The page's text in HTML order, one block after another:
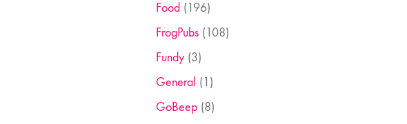
Food (196)
FrogPubs(108)
Fundy(3)
General (1)
GoBeep(8)